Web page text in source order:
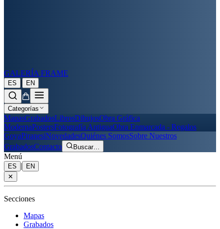
GALERÍA FRAME
ES | EN
Categorías
MapasGrabadosLibrosDibujosObra Gráfica
ModernaPostersFotografía AntiguaObra Enmarcada - Regalos
GoyaPiranesiNovedadesQuiénes SomosSobre Nuestros
GrabadosContacto Buscar…
Menú
ES |
EN
✕
Secciones
Mapas
Grabados